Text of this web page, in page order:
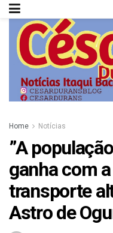
Home Notícias
”A
ganha com
transporte
Astro de